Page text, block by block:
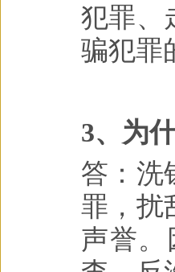
犯罪、
骗犯罪
3、为
答：洗
罪，扰
声誉。